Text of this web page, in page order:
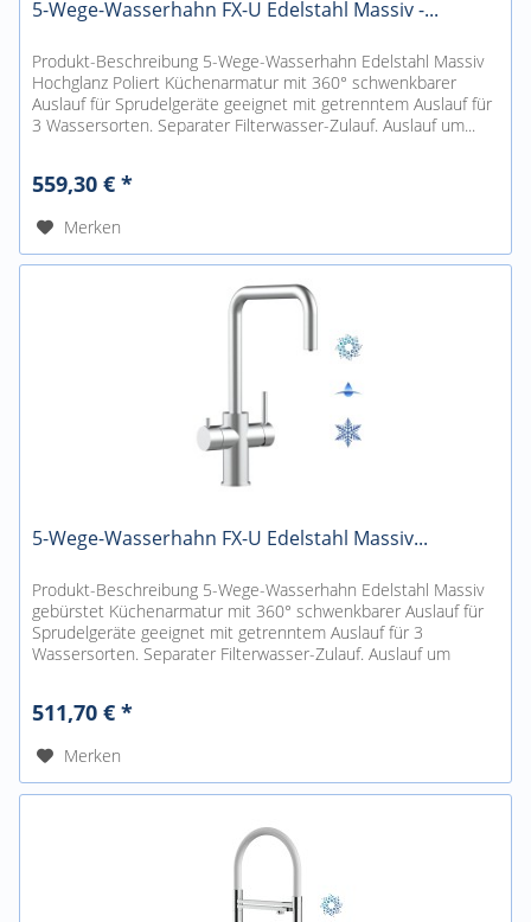
5-Wege-Wasserhahn FX-U Edelstahl Massiv -...
Produkt-Beschreibung 5-Wege-Wasserhahn Edelstahl Massiv
Hochglanz Poliert Küchenarmatur mit 360° schwenkbarer
Auslauf für Sprudelgeräte geeignet mit getrenntem Auslauf für
3 Wassersorten. Separater Filterwasser-Zulauf. Auslauf um...
559,30 € *
Merken
5-Wege-Wasserhahn FX-U Edelstahl Massiv...
Produkt-Beschreibung 5-Wege-Wasserhahn Edelstahl Massiv
gebürstet Küchenarmatur mit 360° schwenkbarer Auslauf für
Sprudelgeräte geeignet mit getrenntem Auslauf für 3
Wassersorten. Separater Filterwasser-Zulauf. Auslauf um
511,70 € *
Merken